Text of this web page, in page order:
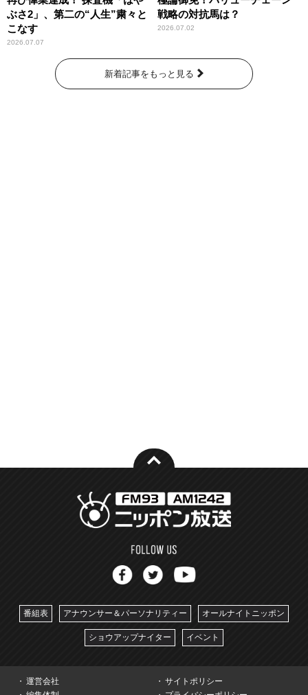
ぶさ2」、第二の“人生”粛々と
こなす
2026.07.07
戦略の対抗馬は？
2026.07.02
新着記事をもっと見る
番組表 アナウンサー＆パーソナリティー オールナイトニッポン
ショウアップナイター イベント
運営会社
サイトポリシー